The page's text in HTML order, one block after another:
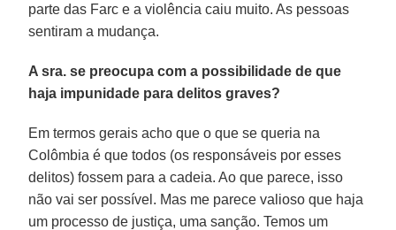
parte das Farc e a violência caiu muito. As pessoas
sentiram a mudança.
A sra. se preocupa com a possibilidade de que
haja impunidade para delitos graves?
Em termos gerais acho que o que se queria na
Colômbia é que todos (os responsáveis por esses
delitos) fossem para a cadeia. Ao que parece, isso
não vai ser possível. Mas me parece valioso que haja
um processo de justiça, uma sanção. Temos um